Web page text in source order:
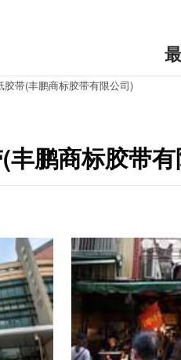
胶带(丰鹏商标胶带有限公司)
丰鹏商标胶带